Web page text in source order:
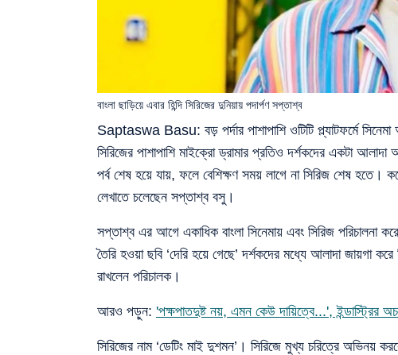
Saptaswa Basu: বড় পর্দার পাশাপাশি ওটিটি প্ল্যাটফর্মে
সিরিজের পাশাপাশি মাইক্রো ড্রামার প্রতিও দর্শকদের একটা
পর্ব শেষ হয়ে যায়, ফলে বেশিক্ষণ সময় লাগে না সিরিজ শেষ হতে।
লেখাতে চলেছেন সপ্তাশ্ব বসু।
বাংলা ছাড়িয়ে এবার হিন্দি সিরিজের দুনিয়ায় পদার্পণ সপ্তাশ্ব
সপ্তাশ্ব এর আগে একাধিক বাংলা সিনেমায় এবং সিরিজ পরিচালনা
তৈরি হওয়া ছবি ‘দেরি হয়ে গেছে’ দর্শকদের মধ্যে আলাদা জায়গা করে
রাখলেন পরিচালক।
আরও পড়ুন: 'পক্ষপাতদুষ্ট নয়, এমন কেউ দায়িত্বে...', ইন্ডাস্ট্রির
সিরিজের নাম ‘ডেটিং মাই দুশমন’। সিরিজে মুখ্য চরিত্রে অভিনয়